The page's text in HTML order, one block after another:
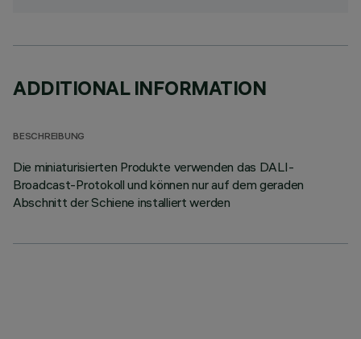
ADDITIONAL INFORMATION
BESCHREIBUNG
Die miniaturisierten Produkte verwenden das DALI-
Broadcast-Protokoll und können nur auf dem geraden
Abschnitt der Schiene installiert werden